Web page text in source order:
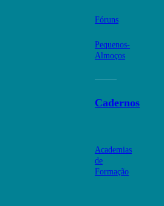
Fóruns
Pequenos-
Almoços
Cadernos
Academias
de
Formação